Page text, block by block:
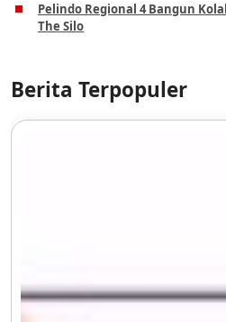
Pelindo Regional 4 Bangun
The Silo
Berita Terpopuler